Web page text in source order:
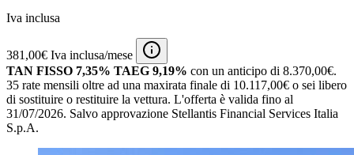
Iva inclusa
381,00€ Iva inclusa/mese
TAN FISSO 7,35% TAEG 9,19% con un anticipo di 8.370,00€.
35 rate mensili oltre ad una maxirata finale di 10.117,00€ o sei libero
di sostituire o restituire la vettura. L'offerta è valida fino al
31/07/2026. Salvo approvazione Stellantis Financial Services Italia
S.p.A.